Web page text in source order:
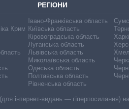
РЕГІОНИ
Крим
Івано-Франківська область
Київська область
Кіровоградська область
Луганська область
Львівська область
Миколаївська область
Одеська область
Полтавська область
Рівненська область
інтернет-видань — гіперпосилання)